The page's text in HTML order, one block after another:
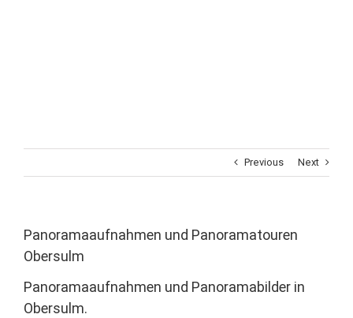
Previous Next
Panoramaaufnahmen und Panoramatouren
Obersulm
Panoramaaufnahmen und Panoramabilder in
Obersulm.